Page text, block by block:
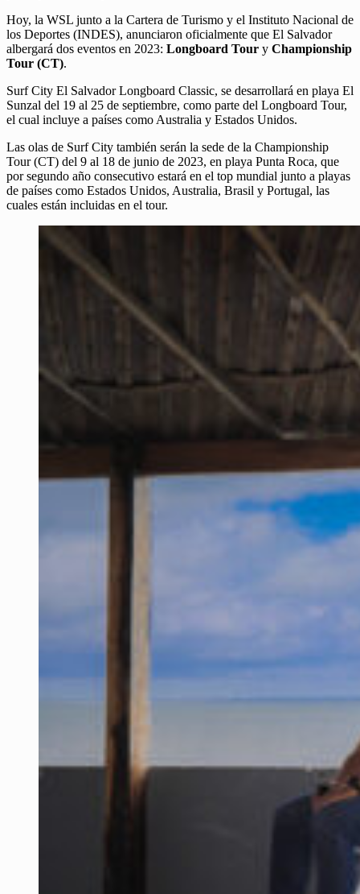
Hoy, la WSL junto a la Cartera de Turismo y el Instituto Nacional de
los Deportes (INDES), anunciaron oficialmente que El Salvador
albergará dos eventos en 2023: Longboard Tour y Championship
Tour (CT).
Surf City El Salvador Longboard Classic, se desarrollará en playa El
Sunzal del 19 al 25 de septiembre, como parte del Longboard Tour,
el cual incluye a países como Australia y Estados Unidos.
Las olas de Surf City también serán la sede de la Championship
Tour (CT) del 9 al 18 de junio de 2023, en playa Punta Roca, que
por segundo año consecutivo estará en el top mundial junto a playas
de países como Estados Unidos, Australia, Brasil y Portugal, las
cuales están incluidas en el tour.